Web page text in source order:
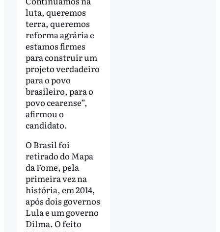
luta, queremos
terra, queremos
reforma agrária e
estamos firmes
para construir um
projeto verdadeiro
para o povo
brasileiro, para o
povo cearense”,
afirmou o
candidato.
O Brasil foi
retirado do Mapa
da Fome, pela
primeira vez na
história, em 2014,
após dois governos
Lula e um governo
Dilma. O feito